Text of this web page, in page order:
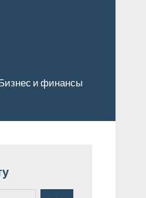
и финансы